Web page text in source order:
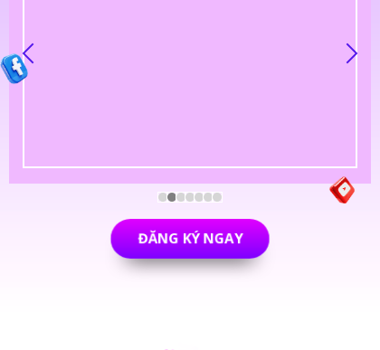
ĐĂNG KÝ NGAY